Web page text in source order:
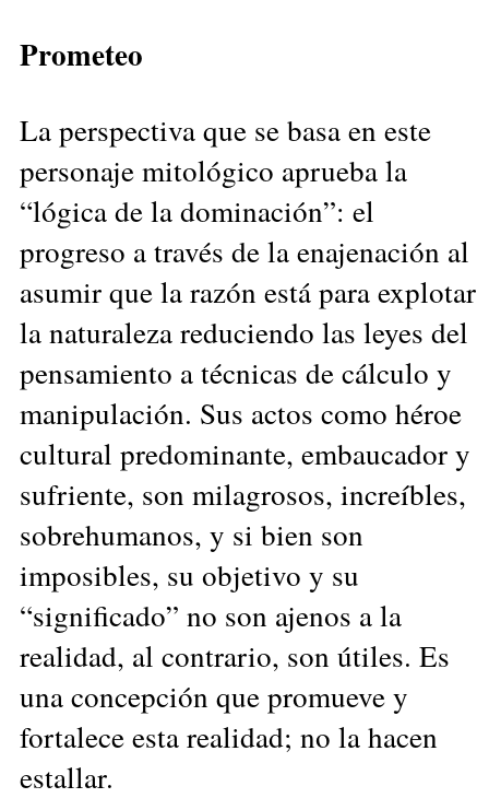
Prometeo
La perspectiva que se basa en este
personaje mitológico aprueba la
“lógica de la dominación”: el
progreso a través de la enajenación al
asumir que la razón está para explotar
la naturaleza reduciendo las leyes del
pensamiento a técnicas de cálculo y
manipulación. Sus actos como héroe
cultural predominante, embaucador y
sufriente, son milagrosos, increíbles,
sobrehumanos, y si bien son
imposibles, su objetivo y su
“significado” no son ajenos a la
realidad, al contrario, son útiles. Es
una concepción que promueve y
fortalece esta realidad; no la hacen
estallar.